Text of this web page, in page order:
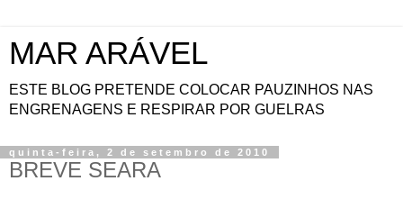
MAR ARÁVEL
ESTE BLOG PRETENDE COLOCAR PAUZINHOS NAS
ENGRENAGENS E RESPIRAR POR GUELRAS
quinta-feira, 2 de setembro de 2010
BREVE SEARA